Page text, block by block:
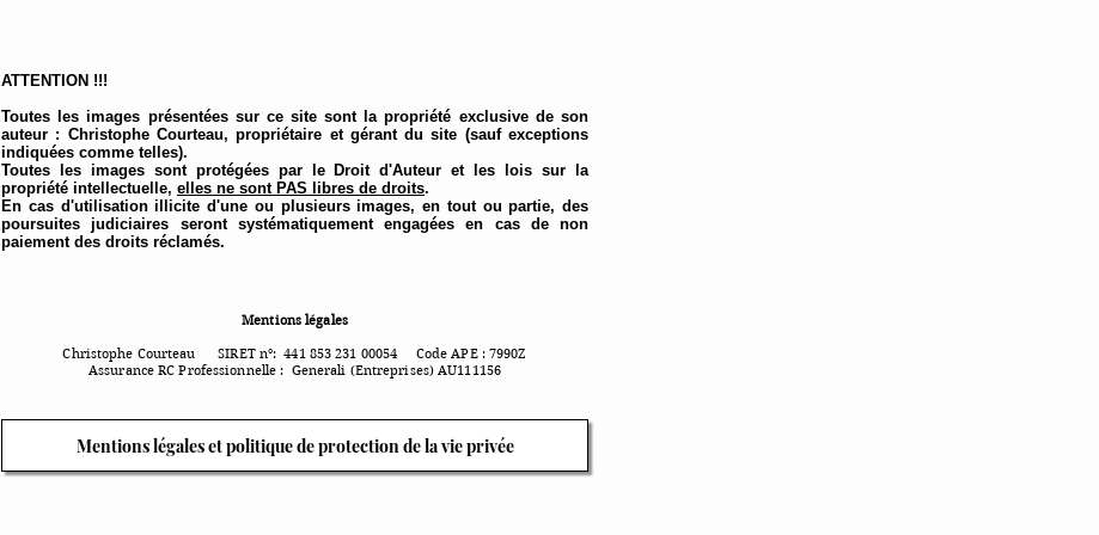
ATTENTION !!!
Toutes les images présentées sur ce site sont la propriété exclusive de son
auteur : Christophe Courteau, propriétaire et gérant du site (sauf exceptions
indiquées comme telles).
Toutes les images sont protégées par le Droit d'Auteur et les lois sur la
propriété intellectuelle, elles ne sont PAS libres de droits.
En cas d'utilisation illicite d'une ou plusieurs images, en tout ou partie, des
poursuites judiciaires seront systématiquement engagées en cas de non
paiement des droits réclamés.
Mentions légales
Christophe Courteau SIRET n°: 441 853 231 00054 Code APE : 7990Z
Assurance RC Professionnelle : Generali (Entreprises) AU111156
Mentions légales et politique de protection de la vie privée